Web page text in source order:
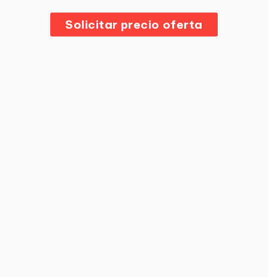
Solicitar precio oferta